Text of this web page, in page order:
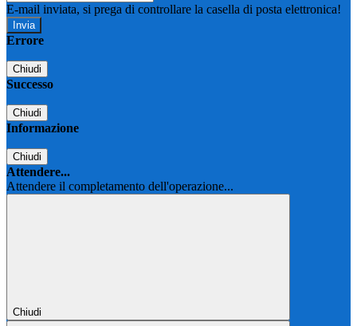
E-mail inviata, si prega di controllare la casella di posta elettronica!
Errore
Chiudi
Successo
Chiudi
Informazione
Chiudi
Attendere...
Attendere il completamento dell'operazione...
Chiudi